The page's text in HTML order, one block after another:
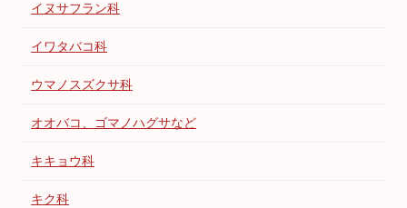
イヌサフラン科
イワタバコ科
ウマノスズクサ科
オオバコ、ゴマノハグサなど
キキョウ科
キク科